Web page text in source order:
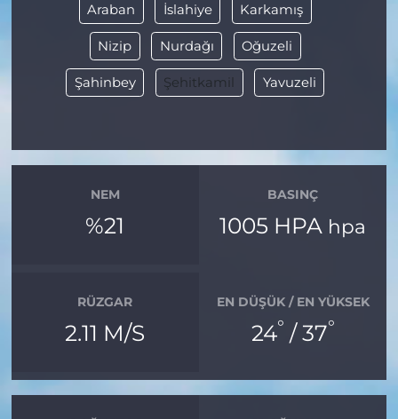
Araban İslahiye Karkamış
Nizip Nurdağı Oğuzeli
Şahinbey Şehitkamil Yavuzeli
NEM
%21
BASINÇ
1005 HPA hpa
RÜZGAR
2.11 M/S
EN DÜŞÜK / EN YÜKSEK
24° / 37°